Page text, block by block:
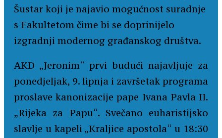
Šustar koji je najavio mogućnost suradnje
s Fakultetom čime bi se doprinijelo
izgradnji modernog građanskog društva.
AKD „Jeronim“ prvi budući najavljuje za
ponedjeljak, 9. lipnja i završetak programa
proslave kanonizacije pape Ivana Pavla II.
„Rijeka za Papu“. Svečano euharistijsko
slavlje u kapeli „Kraljice apostola“ u 18:30